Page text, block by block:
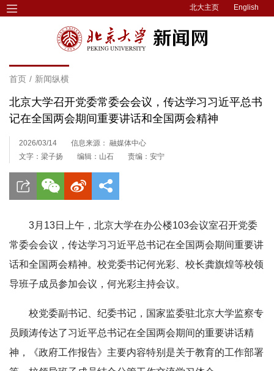
北大主页 English
首页 / 新闻纵横
北京大学召开党委常委会会议，传达学习习近平总书
记在全国两会期间重要讲话和全国两会精神
2026/03/14
信息来源： 融媒体中心
文字：梁子扬
编辑：山石 责编：安宁
3月13日上午，北京大学在办公楼103会议室召开党委
常委会会议，传达学习习近平总书记在全国两会期间重要讲
话和全国两会精神。校党委书记何光彩、校长龚旗煌等校领
导班子成员参加会议，何光彩主持会议。
校党委副书记、纪委书记，国家监委驻北京大学监察专
员顾涛传达了习近平总书记在全国两会期间的重要讲话精
神，《政府工作报告》主要内容特别是关于教育的工作部署